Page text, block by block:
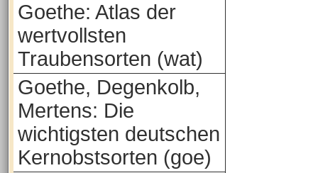
Goethe: Atlas der
wertvollsten
Traubensorten (wat)
Goethe, Degenkolb,
Mertens: Die
wichtigsten deutschen
Kernobstsorten (goe)